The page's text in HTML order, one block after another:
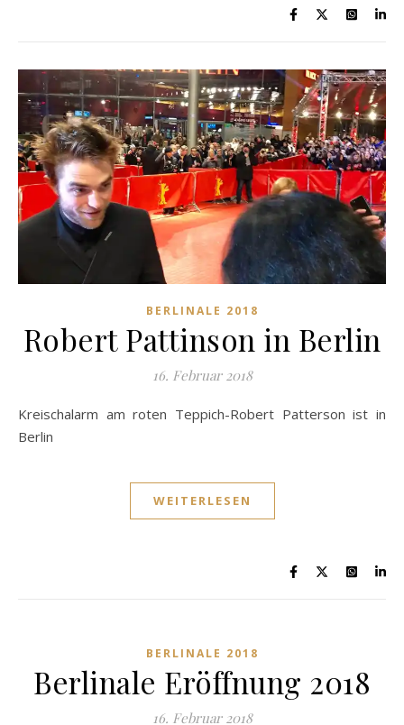
BERLINALE 2018
Robert Pattinson in Berlin
16. Februar 2018
Kreischalarm am roten Teppich-Robert Patterson ist in
Berlin
WEITERLESEN
BERLINALE 2018
Berlinale Eröffnung 2018
16. Februar 2018